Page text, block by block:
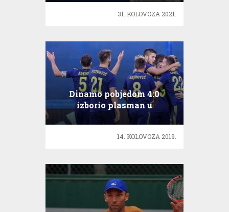
31. KOLOVOZA 2021.
Dinamo pobjedom 4:0
izborio plasman u
posljednje pretkolo Lige
prvaka
14. KOLOVOZA 2019.